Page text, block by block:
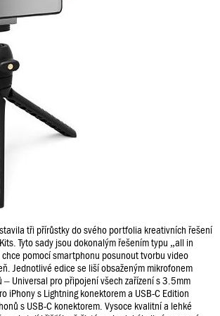
tři přírůstky do svého portfolia kreativních řešení
Tyto sady jsou dokonalým řešením typu „all in
pomocí smartphonu posunout tvorbu video
Jednotlivé edice se liší obsaženým mikrofonem
Universal pro připojení všech zařízení s 3.5mm
iPhony s Lightning konektorem a USB-C Edition
s USB-C konektorem. Vysoce kvalitní a lehké